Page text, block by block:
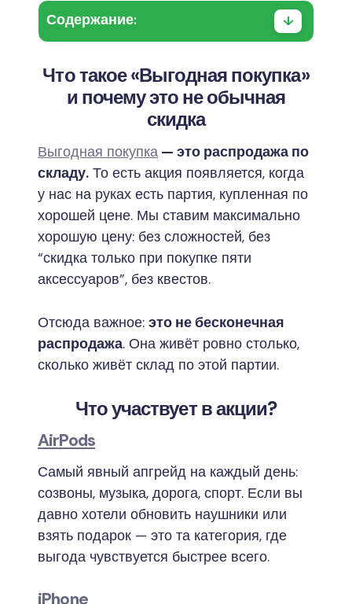
Содержание:
Что такое «Выгодная покупка»
и почему это не обычная
скидка
Выгодная покупка — это распродажа по
складу. То есть акция появляется, когда
у нас на руках есть партия, купленная по
хорошей цене. Мы ставим максимально
хорошую цену: без сложностей, без
“скидка только при покупке пяти
аксессуаров”, без квестов.
Отсюда важное: это не бесконечная
распродажа. Она живёт ровно столько,
сколько живёт склад по этой партии.
Что участвует в акции?
AirPods
Самый явный апгрейд на каждый день:
созвоны, музыка, дорога, спорт. Если вы
давно хотели обновить наушники или
взять подарок — это та категория, где
выгода чувствуется быстрее всего.
iPhone